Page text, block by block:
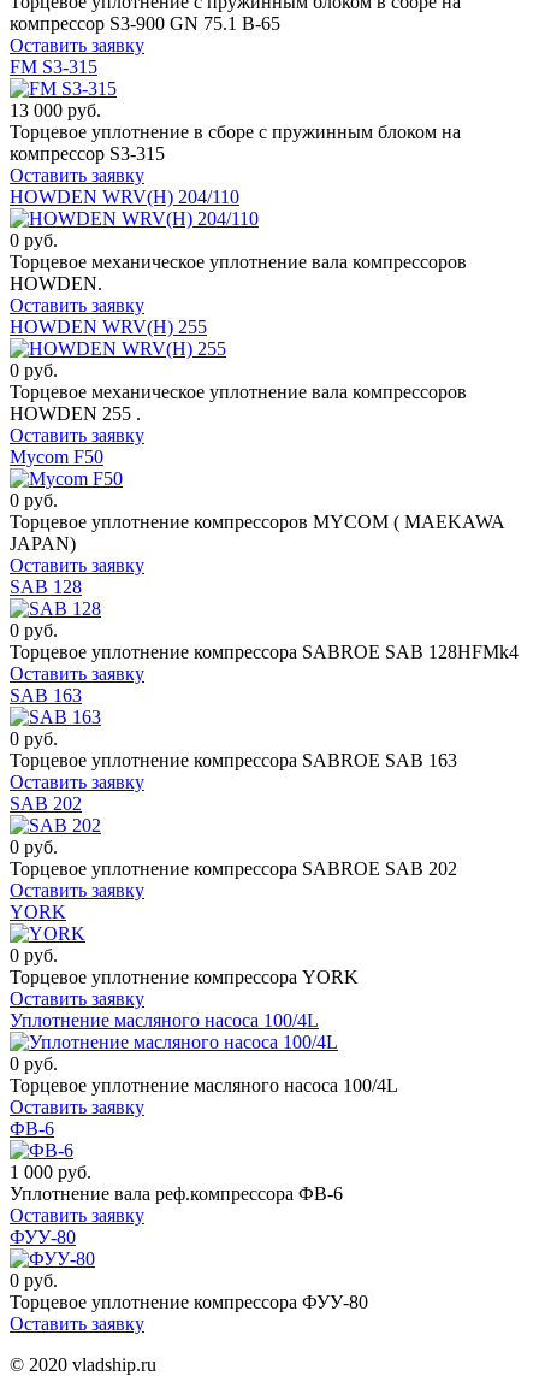
компрессор S3-900 GN 75.1 B-65
Оставить заявку
FM S3-315
13 000 руб.
Торцевое уплотнение в сборе c пружинным блоком на
компрессор S3-315
Оставить заявку
HOWDEN WRV(H) 204/110
0 руб.
Торцевое механическое уплотнение вала компрессоров
HOWDEN.
Оставить заявку
HOWDEN WRV(H) 255
0 руб.
Торцевое механическое уплотнение вала компрессоров
HOWDEN 255 .
Оставить заявку
Mycom F50
0 руб.
Торцевое уплотнение компрессоров MYCOM ( MAEKAWA
JAPAN)
Оставить заявку
SAB 128
0 руб.
Торцевое уплотнение компрессора SABROE SAB 128HFMk4
Оставить заявку
SAB 163
0 руб.
Торцевое уплотнение компрессора SABROE SAB 163
Оставить заявку
SAB 202
0 руб.
Торцевое уплотнение компрессора SABROE SAB 202
Оставить заявку
YORK
0 руб.
Торцевое уплотнение компрессора YORK
Оставить заявку
Уплотнение масляного насоса 100/4L
0 руб.
Торцевое уплотнение масляного насоса 100/4L
Оставить заявку
ФВ-6
1 000 руб.
Уплотнение вала реф.компрессора ФВ-6
Оставить заявку
ФУУ-80
0 руб.
Торцевое уплотнение компрессора ФУУ-80
Оставить заявку
© 2020 vladship.ru